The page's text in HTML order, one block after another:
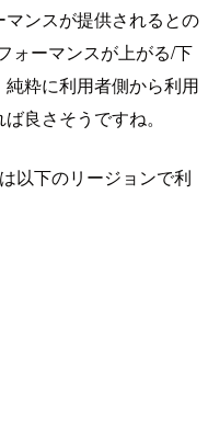
ンスが提供されるとの
ォーマンスが上がる/下
粋に利用者側から利用
良さそうですね。
以下のリージョンで利